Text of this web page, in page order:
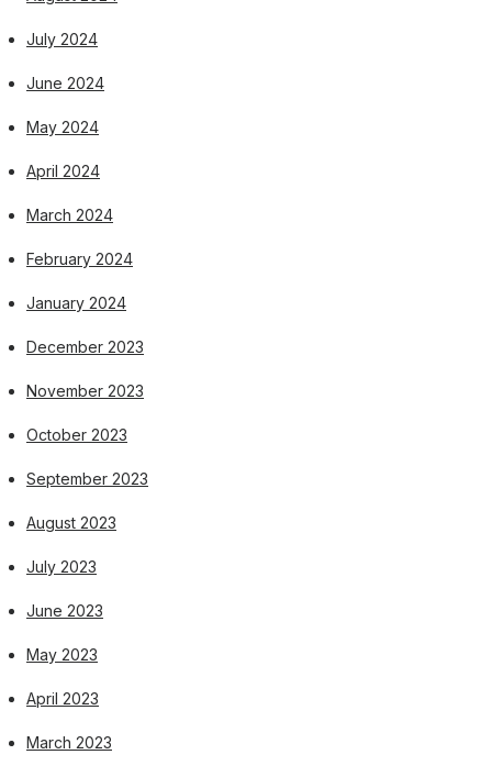
July 2024
June 2024
May 2024
April 2024
March 2024
February 2024
January 2024
December 2023
November 2023
October 2023
September 2023
August 2023
July 2023
June 2023
May 2023
April 2023
March 2023